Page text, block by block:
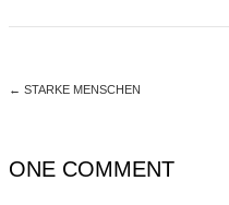
← STARKE MENSCHEN
ONE COMMENT